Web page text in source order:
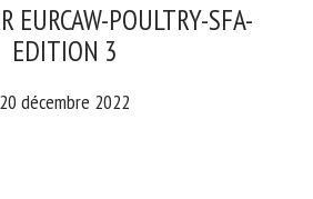
EURCAW-POULTRY-SFA-
EDITION 3
20 décembre 2022